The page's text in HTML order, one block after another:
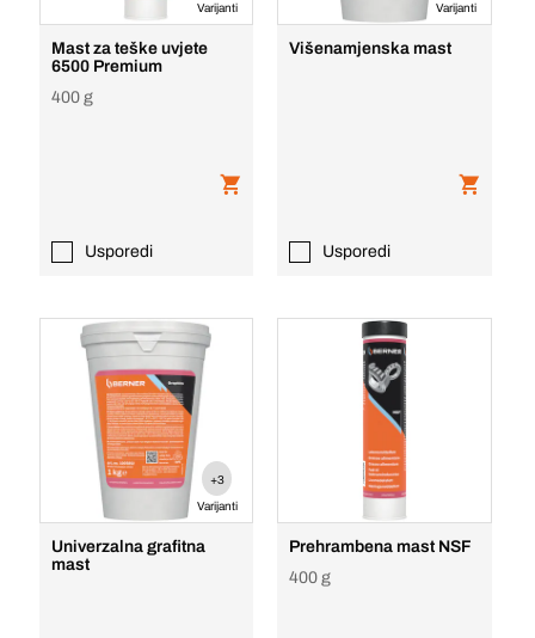
Varijanti
Mast za teške uvjete
6500 Premium
400 g
Usporedi
Varijanti
Višenamjenska mast
Usporedi
+3
Varijanti
Univerzalna grafitna
mast
Prehrambena mast NSF
400 g